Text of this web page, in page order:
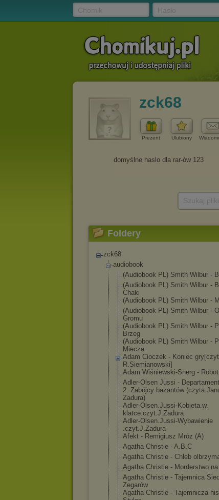
zck68
Prezent Ulubiony
Foldery
zck68
audiobook
(Audiobook PL) Smith Wilbur -
(Audiobook PL) Smith Wilbur -
Chaki
(Audiobook PL) Smith Wilbur -
(Audiobook PL) Smith Wilbur -
Gromu
(Audiobook PL) Smith Wilbur -
Brzeg
(Audiobook PL) Smith Wilbur -
Miecza
Adam Cioczek - Koniec
R.Siemianowski]
Adam Wiśniewski-Snerg - Robot
Adler-Olsen Jussi -
2. Zabójcy bażantów (czyta
Zadura)
Adler-Olsen.Jussi-Kobieta.w.
klatce.czyt.J.Zadura
Adler-Olsen.Jussi-Wybawienie
.czyt.J.Zadura
Afekt - Remigiusz Mróz (A)
Agatha Christie - A.B.C
Agatha Christie - Chleb
Agatha Christie - Morderstwo
Agatha Christie - Tajemnica
Zegarów
Agatha Christie - Tajemnicza